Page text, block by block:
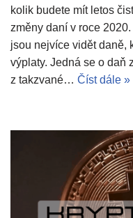
kolik budete mít letos
změny daní v roce
jsou nejvíce vidět daně,
výplaty. Jedná se o daň
z takzvané… Číst dále »